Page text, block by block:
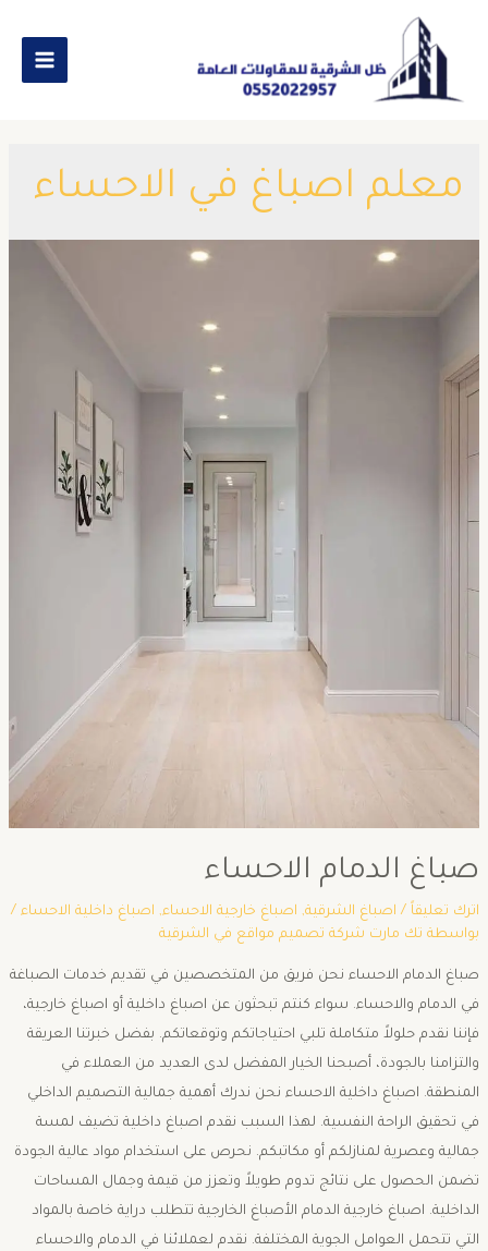
معلم اصباغ في الاحساء
صباغ الدمام الاحساء
اترك تعليقاً / اصباغ الشرقية, اصباغ خارجية الاحساء, اصباغ داخلية الاحساء/
بواسطة تك مارت شركة تصميم مواقع في الشرقية
صباغ الدمام الاحساء نحن فريق من المتخصصين في تقديم خدمات الصباغة
في الدمام والاحساء. سواء كنتم تبحثون عن اصباغ داخلية أو اصباغ خارجية،
فإننا نقدم حلولاً متكاملة تلبي احتياجاتكم وتوقعاتكم. بفضل خبرتنا العريقة
والتزامنا بالجودة، أصبحنا الخيار المفضل لدى العديد من العملاء في
المنطقة. اصباغ داخلية الاحساء نحن ندرك أهمية جمالية التصميم الداخلي
في تحقيق الراحة النفسية. لهذا السبب نقدم اصباغ داخلية تضيف لمسة
جمالية وعصرية لمنازلكم أو مكاتبكم. نحرص على استخدام مواد عالية الجودة
تضمن الحصول على نتائج تدوم طويلاً وتعزز من قيمة وجمال المساحات
الداخلية. اصباغ خارجية الدمام الأصباغ الخارجية تتطلب دراية خاصة بالمواد
التي تتحمل العوامل الجوية المختلفة. نقدم لعملائنا في الدمام والاحساء